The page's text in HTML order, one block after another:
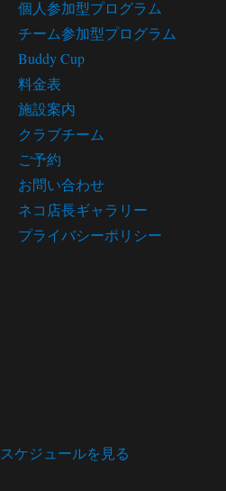
個人参加型プログラム
チーム参加型プログラム
Buddy Cup
料金表
施設案内
クラブチーム
ご予約
お問い合わせ
ネコ店長ギャラリー
プライバシーポリシー
スケジュールを見る